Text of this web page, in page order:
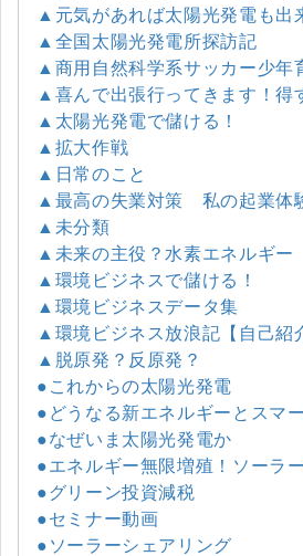
▲元気があれば太陽光発電も出
▲全国太陽光発電所探訪記
▲商用自然科学系サッカー少年
▲喜んで出張行ってきます！得
▲太陽光発電で儲ける！
▲拡大作戦
▲日常のこと
▲最高の失業対策 私の起業体
▲未分類
▲未来の主役？水素エネルギー
▲環境ビジネスで儲ける！
▲環境ビジネスデータ集
▲環境ビジネス放浪記【自己紹
▲脱原発？反原発？
●これからの太陽光発電
●どうなる新エネルギーとスマ
●なぜいま太陽光発電か
●エネルギー無限増殖！ソーラ
●グリーン投資減税
●セミナー動画
●ソーラーシェアリング